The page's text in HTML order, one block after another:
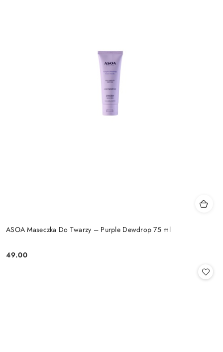
ASOA Maseczka Do Twarzy – Purple Dewdrop 75 ml
Cena:
49.00